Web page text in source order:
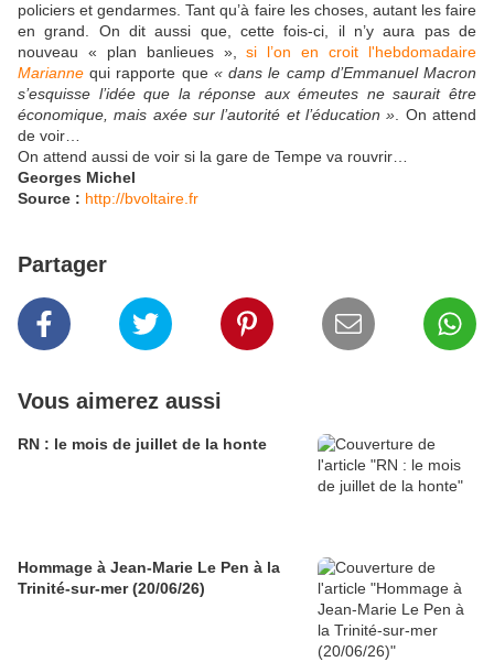
policiers et gendarmes. Tant qu’à faire les choses, autant les faire
en grand. On dit aussi que, cette fois-ci, il n’y aura pas de
nouveau « plan banlieues »,si l’on en croit l'hebdomadaire
Marianne qui rapporte que « dans le camp d’Emmanuel Macron
s’esquisse l’idée que la réponse aux émeutes ne saurait être
économique, mais axée sur l’autorité et l’éducation » . On attend
de voir…
On attend aussi de voir si la gare de Tempe va rouvrir…
Georges Michel
Source : http://bvoltaire.fr
Partager
Vous aimerez aussi
RN : le mois de juillet de la honte
Hommage à Jean-Marie Le Pen à la
Trinité-sur-mer (20/06/26)